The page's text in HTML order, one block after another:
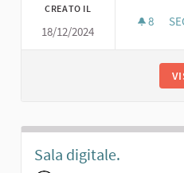
CREATO IL
18/12/2024
8 8
Sala digitale.